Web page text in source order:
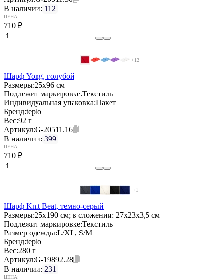
В наличии: 112
ЦЕНА:
710 ₽
+12
Шарф Yong, голубой
Размеры:25х96 см
Подлежит маркировке:Текстиль
Индивидуальная упаковка:Пакет
Бренд:teplo
Вес:92 г
Артикул:G-20511.16
В наличии: 399
ЦЕНА:
710 ₽
+1
Шарф Knit Beat, темно-серый
Размеры:25x190 см; в сложении: 27x23x3,5 см
Подлежит маркировке:Текстиль
Размер одежды:L/XL, S/M
Бренд:teplo
Вес:280 г
Артикул:G-19892.28
В наличии: 231
ЦЕНА: